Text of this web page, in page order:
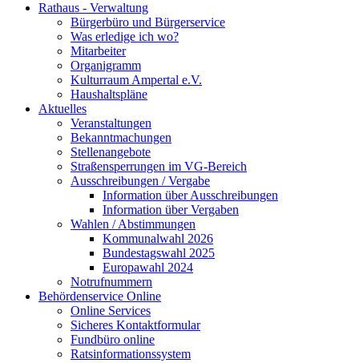
Rathaus - Verwaltung
Bürgerbüro und Bürgerservice
Was erledige ich wo?
Mitarbeiter
Organigramm
Kulturraum Ampertal e.V.
Haushaltspläne
Aktuelles
Veranstaltungen
Bekanntmachungen
Stellenangebote
Straßensperrungen im VG-Bereich
Ausschreibungen / Vergabe
Information über Ausschreibungen
Information über Vergaben
Wahlen / Abstimmungen
Kommunalwahl 2026
Bundestagswahl 2025
Europawahl 2024
Notrufnummern
Behördenservice Online
Online Services
Sicheres Kontaktformular
Fundbüro online
Ratsinformationssystem